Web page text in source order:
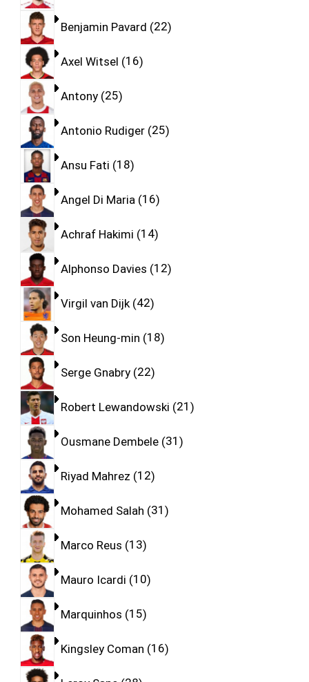
Benjamin Pavard 22
Axel Witsel 16
Antony 25
Antonio Rudiger 25
Ansu Fati 18
Angel Di Maria 16
Achraf Hakimi 14
Alphonso Davies 12
Virgil van Dijk 42
Son Heung-min 18
Serge Gnabry 22
Robert Lewandowski 21
Ousmane Dembele 31
Riyad Mahrez 12
Mohamed Salah 31
Marco Reus 13
Mauro Icardi 10
Marquinhos 15
Kingsley Coman 16